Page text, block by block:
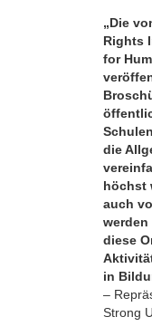
„Die
Rights
for
die
höchst
auch
diese
in
–
Strong